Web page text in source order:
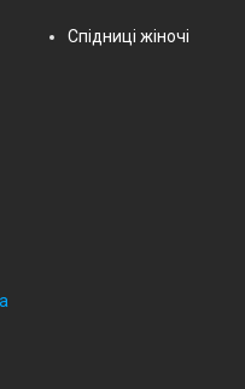
Спідниці жіночі